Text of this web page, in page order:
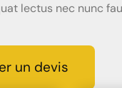
lectus nec nunc
un devis